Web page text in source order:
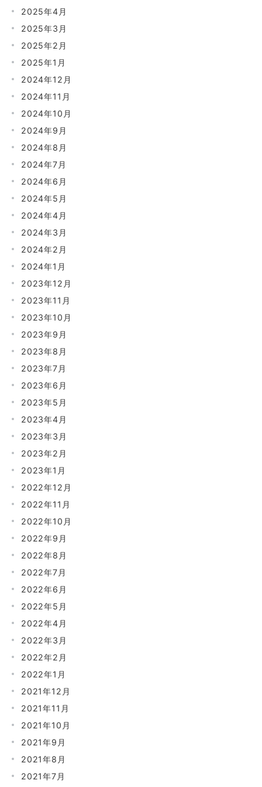
2025年4月
2025年3月
2025年2月
2025年1月
2024年12月
2024年11月
2024年10月
2024年9月
2024年8月
2024年7月
2024年6月
2024年5月
2024年4月
2024年3月
2024年2月
2024年1月
2023年12月
2023年11月
2023年10月
2023年9月
2023年8月
2023年7月
2023年6月
2023年5月
2023年4月
2023年3月
2023年2月
2023年1月
2022年12月
2022年11月
2022年10月
2022年9月
2022年8月
2022年7月
2022年6月
2022年5月
2022年4月
2022年3月
2022年2月
2022年1月
2021年12月
2021年11月
2021年10月
2021年9月
2021年8月
2021年7月